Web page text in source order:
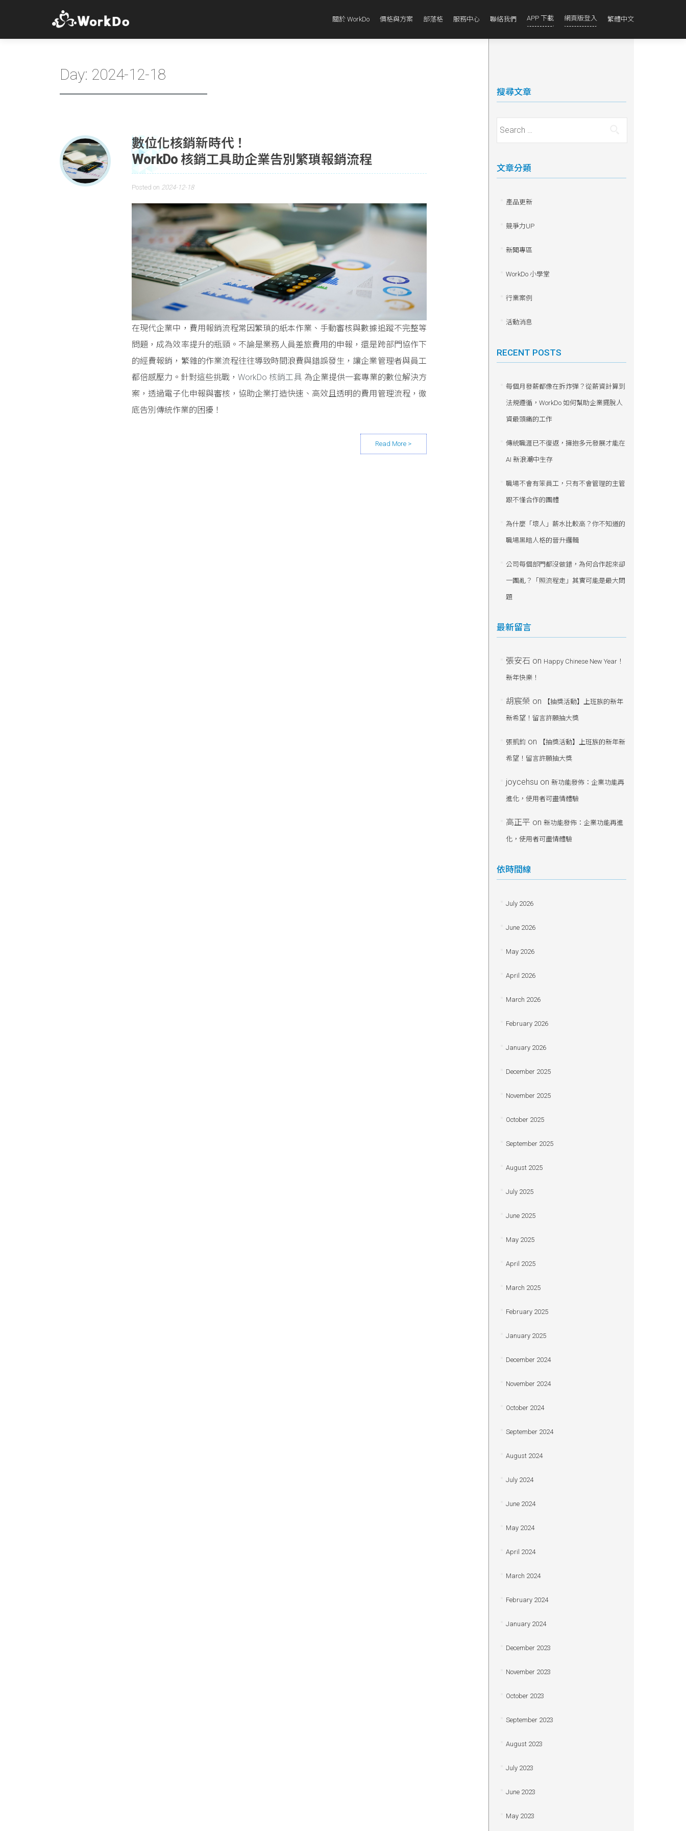
關於 WorkDo 價格與方案 部落格 服務中心 聯絡我們 APP 下載 網頁版登入 繁體中文
Day: 2024-12-18
數位化核銷新時代！
WorkDo 核銷工具助企業告別繁瑣報銷流程
Posted on 2024-12-18
在現代企業中，費用報銷流程常因繁瑣的紙本作業、手動審核與數據追蹤不完整等
問題，成為效率提升的瓶頸。不論是業務人員差旅費用的申報，還是跨部門協作下
的經費報銷，繁雜的作業流程往往導致時間浪費與錯誤發生，讓企業管理者與員工
都倍感壓力。針對這些挑戰，WorkDo 核銷工具 為企業提供一套專業的數位解決方
案，透過電子化申報與審核，協助企業打造快速、高效且透明的費用管理流程，徹
底告別傳統作業的困擾！
搜尋文章
Search for:
文章分類
產品更新
競爭力UP
新聞專區
WorkDo 小學堂
行業案例
活動消息
RECENT POSTS
每個月發薪都像在拆炸彈？從薪資計算到
法規遵循，WorkDo 如何幫助企業擺脫人
資最頭痛的工作
傳統職涯已不復返，擁抱多元發展才能在
AI 新浪潮中生存
職場不會有笨員工，只有不會管理的主管
跟不懂合作的團體
為什麼「壞人」薪水比較高？你不知道的
職場黑暗人格的晉升邏輯
公司每個部門都沒做錯，為何合作起來卻
一團亂？「照流程走」其實可能是最大問
題
最新留言
張安石 on Happy Chinese New Year！
新年快樂！
胡宸榮 on 【抽獎活動】上班族的新年
新希望！留言許願抽大獎
張凱鈞on 【抽獎活動】上班族的新年新
希望！留言許願抽大獎
joycehsu on 新功能發佈：企業功能再
進化，使用者可盡情體驗
高正平 on 新功能發佈：企業功能再進
化，使用者可盡情體驗
依時間線
July 2026
June 2026
May 2026
April 2026
March 2026
February 2026
January 2026
December 2025
November 2025
October 2025
September 2025
August 2025
July 2025
June 2025
May 2025
April 2025
March 2025
February 2025
January 2025
December 2024
November 2024
October 2024
September 2024
August 2024
July 2024
June 2024
May 2024
April 2024
March 2024
February 2024
January 2024
December 2023
November 2023
October 2023
September 2023
August 2023
July 2023
June 2023
May 2023